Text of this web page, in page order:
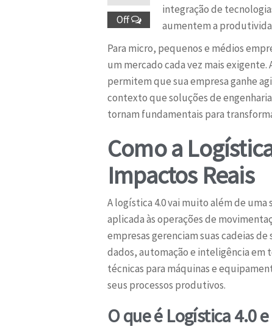
Off
integração de
aumentem a
Para micro, pequenos e médios
um mercado cada vez mais
permitem que sua empresa ganhe
contexto que soluções de
tornam fundamentais para
Como a
Impactos Reais
A logística 4.0 vai muito além de
aplicada às operações de
empresas gerenciam suas cadeias
dados, automação e inteligência em
técnicas para máquinas e
seus processos produtivos.
O que é Logística 4.0